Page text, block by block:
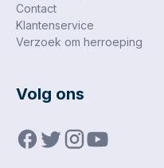
Contact
Klantenservice
Verzoek om herroeping
Volg ons